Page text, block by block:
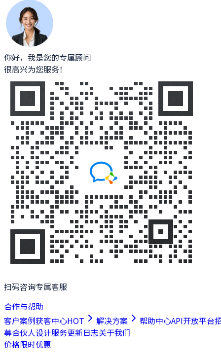
你好，我是您的专属顾问
很高兴为您服务！
扫码咨询专属客服
合作与帮助
客户案例获客中心HOT 解决方案 帮助中心API开放平台
募合伙人设计服务更新日志关于我们
价格限时优惠